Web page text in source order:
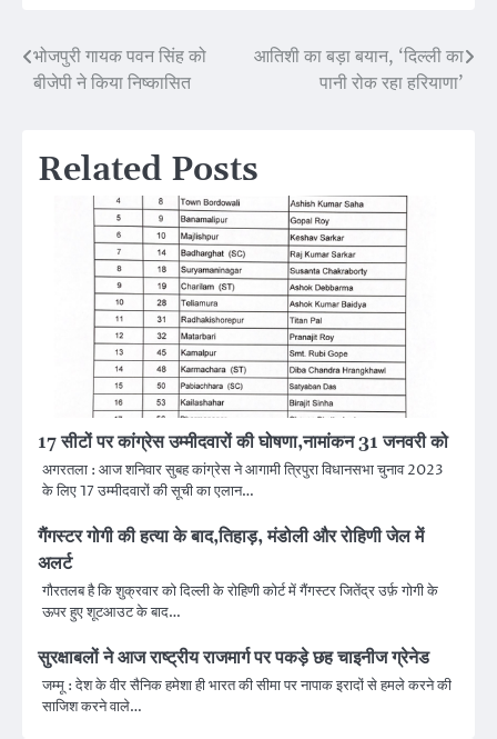
Post
भोजपुरी गायक पवन सिंह को
बीजेपी ने किया निष्कासित
आतिशी का बड़ा बयान, ‘दिल्ली का
पानी रोक रहा हरियाणा’
Related Posts
17 सीटों पर कांग्रेस उम्मीदवारों की घोषणा,नामांकन 31 जनवरी को
अगरतला : आज शनिवार सुबह कांग्रेस ने आगामी त्रिपुरा विधानसभा चुनाव 2023
के लिए 17 उम्मीदवारों की सूची का एलान…
गैंगस्टर गोगी की हत्या के बाद,तिहाड़, मंडोली और रोहिणी जेल में
अलर्ट
गौरतलब है कि शुक्रवार को दिल्ली के रोहिणी कोर्ट में गैंगस्टर जितेंद्र उर्फ़ गोगी के
ऊपर हुए शूटआउट के बाद…
सुरक्षाबलों ने आज राष्ट्रीय राजमार्ग पर पकड़े छह चाइनीज ग्रेनेड
जम्मू : देश के वीर सैनिक हमेशा ही भारत की सीमा पर नापाक इरादों से हमले करने की
साजिश करने वाले…